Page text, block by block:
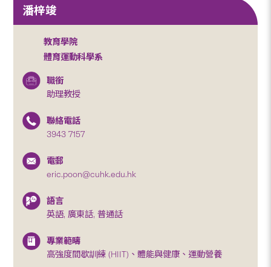
潘梓竣
教育學院
體育運動科學系
職銜
助理教授
聯絡電話
3943 7157
電郵
eric.poon@cuhk.edu.hk
語言
英語, 廣東話, 普通話
專業範疇
高強度間歇訓練 (HIIT)、體能與健康、運動營養